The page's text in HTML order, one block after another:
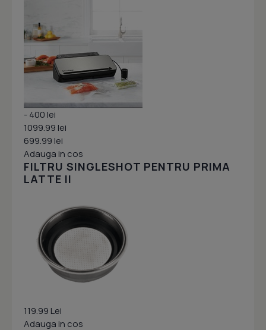
- 400 lei
1099.99 lei
699.99 lei
Adauga in cos
FILTRU SINGLESHOT PENTRU PRIMA
LATTE II
119.99 Lei
Adauga in cos